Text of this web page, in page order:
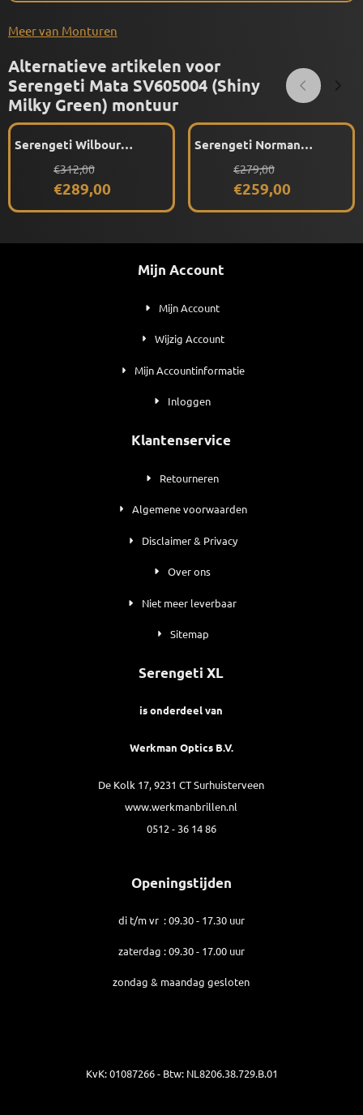
Meer van Monturen
Alternatieve artikelen voor
Serengeti Mata SV605004 (Shiny
Milky Green) montuur
Serengeti Wilbour
Grey) montuur
Van 312,00 voor 289,00
€312,00
€289,00
Serengeti Norman
Blue) montuur
Van 279,00 voor 259,00
€279,00
€259,00
Mijn Account
Mijn Account
Wijzig Account
Mijn Accountinformatie
Inloggen
Klantenservice
Retourneren
Algemene voorwaarden
Disclaimer & Privacy
Over ons
Niet meer leverbaar
Sitemap
Serengeti XL
is onderdeel van
Werkman Optics B.V.
De Kolk 17, 9231 CT Surhuisterveen
www.werkmanbrillen.nl
0512 - 36 14 86
Openingstijden
di t/m vr : 09.30 - 17.30 uur
zaterdag : 09.30 - 17.00 uur
zondag & maandag gesloten
KvK: 01087266 - Btw: NL8206.38.729.B.01